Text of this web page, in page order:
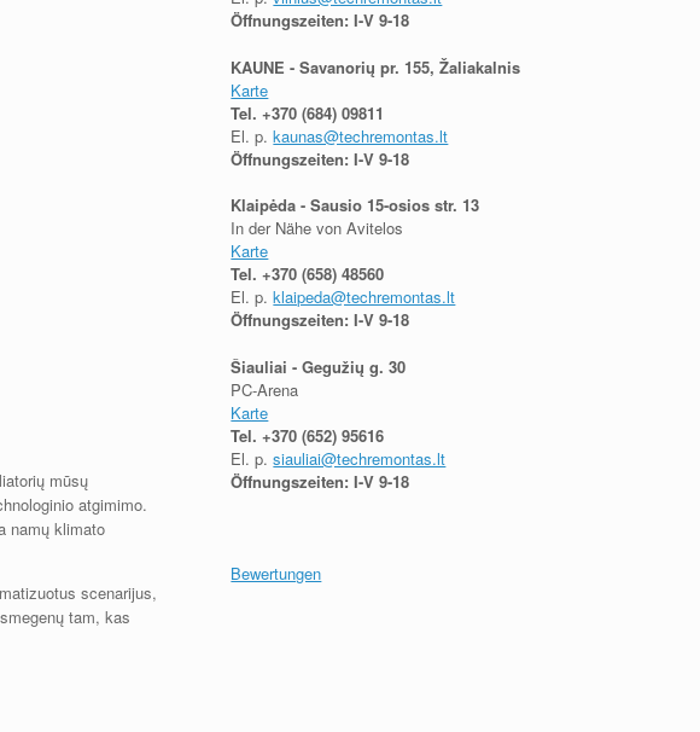
mūsų
atgimimo.
namų klimato
scenarijus,
tam, kas
Öffnungszeiten: I-V 9-18
KAUNE - Savanorių pr. 155, Žaliakalnis
Karte
Tel.+370 (684) 09811
El. p.kaunas@techremontas.lt
Öffnungszeiten: I-V 9-18
Klaipėda - Sausio 15-osios str. 13
In der Nähe von Avitelos
Karte
Tel.+370 (658) 48560
El. p.klaipeda@techremontas.lt
Öffnungszeiten: I-V 9-18
Šiauliai - Gegužių g. 30
PC-Arena
Karte
Tel.+370 (652) 95616
El. p.siauliai@techremontas.lt
Öffnungszeiten: I-V 9-18
Bewertungen